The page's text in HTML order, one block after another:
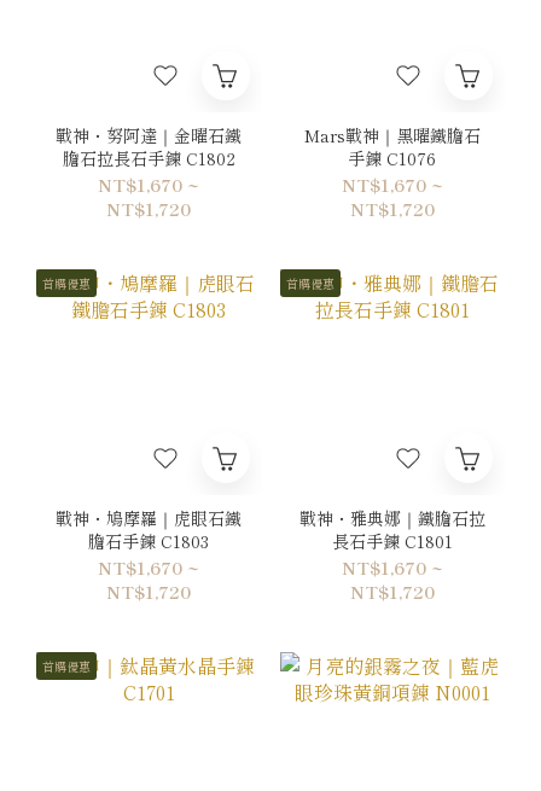
戰神・努阿達｜金曜石鐵
膽石拉長石手鍊 C1802
NT$1,670 ~
NT$1,720
Mars戰神｜黑曜鐵膽石
手鍊 C1076
NT$1,670 ~
NT$1,720
首購優惠
戰神・鳩摩羅｜虎眼石鐵
膽石手鍊 C1803
NT$1,670 ~
NT$1,720
首購優惠
戰神・雅典娜｜鐵膽石拉
長石手鍊 C1801
NT$1,670 ~
NT$1,720
首購優惠